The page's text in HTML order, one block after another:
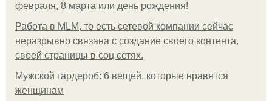
февраля, 8 марта или день рождения!
Работа в MLM, то есть сетевой компании сейчас
неразрывно связана с создание своего контента,
своей страницы в соц сетях.
Мужской гардероб: 6 вещей, которые нравятся
женщинам